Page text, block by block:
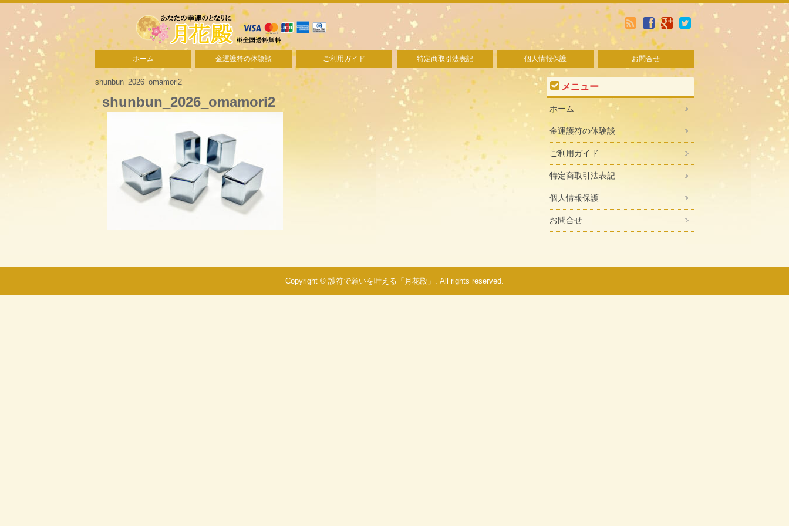
ホーム 金運護符の体験談 ご利用ガイド 特定商取引法表記 個人情報保護 お問合せ
shunbun_2026_omamori2
shunbun_2026_omamori2
メニュー
ホーム
金運護符の体験談
ご利用ガイド
特定商取引法表記
個人情報保護
お問合せ
Copyright © 護符で願いを叶える「月花殿」. All rights reserved.